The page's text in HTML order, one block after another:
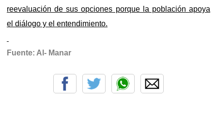
reevaluación de sus opciones porque la población apoya
el diálogo y el entendimiento.
Fuente: Al- Manar